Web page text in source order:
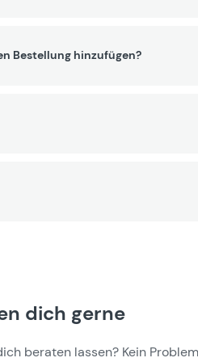
Bestellung hinzufügen?
dich gerne
beraten lassen? Kein